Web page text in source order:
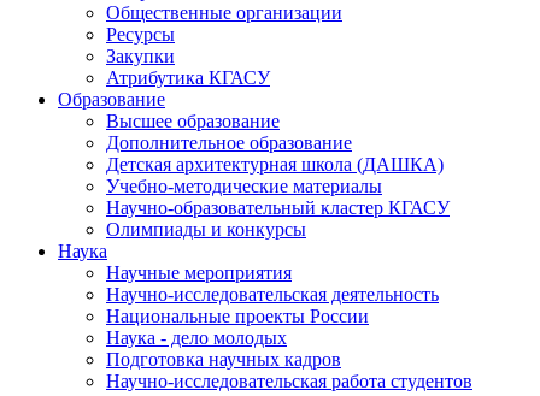
Общественные организации
Ресурсы
Закупки
Атрибутика КГАСУ
Образование
Высшее образование
Дополнительное образование
Детская архитектурная школа (ДАШКА)
Учебно-методические материалы
Научно-образовательный кластер КГАСУ
Олимпиады и конкурсы
Наука
Научные мероприятия
Научно-исследовательская деятельность
Национальные проекты России
Наука - дело молодых
Подготовка научных кадров
Научно-исследовательская работа студентов